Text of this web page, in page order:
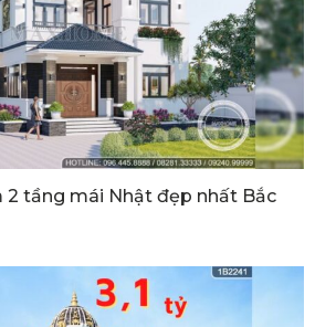
2 tầng mái Nhật đẹp nhất Bắc